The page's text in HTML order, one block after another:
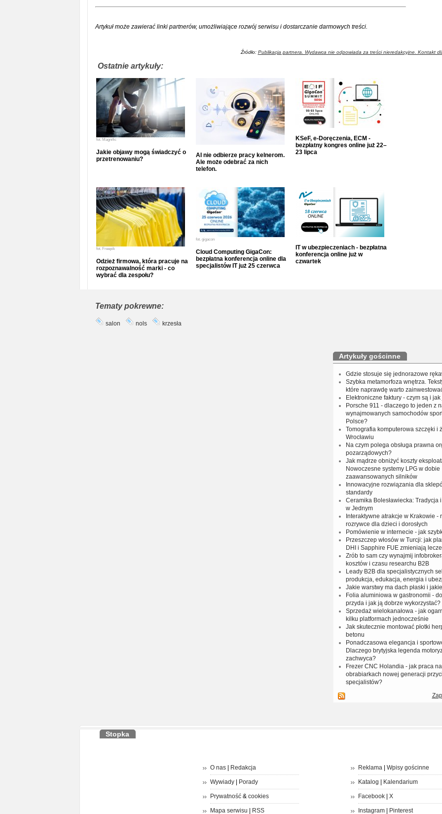
Artykuł może zawierać linki partnerów, umożliwiające rozwój serwisu i dostarczanie darmowych treści.
Źródło: Publikacja partnera. Wydawca nie odpowiada za treści nieredakcyjne. Kontakt
Ostatnie artykuły:
fot. Magnific
Jakie objawy mogą świadczyć o
przetrenowaniu?
AI nie odbierze pracy kelnerom.
Ale może odebrać za nich
telefon.
KSeF, e-Doręczenia, ECM -
bezpłatny kongres online już 22–
23 lipca
fot. Freepik
Odzież firmowa, która pracuje na
rozpoznawalność marki - co
wybrać dla zespołu?
fot. gigacon
Cloud Computing GigaCon:
bezpłatna konferencja online dla
specjalistów IT już 25 czerwca
IT w ubezpieczeniach - bezpłatna
konferencja online już w
czwartek
Tematy pokrewne:
salon nols krzesła
Artykuły gościnne
Gdzie stosuje się jednorazowe
Szybka metamorfoza wnętrza.
które naprawdę warto
Elektroniczne faktury - czym są i
Porsche 911 - dlaczego to jeden z
wynajmowanych samochodów
Polsce?
Tomografia komputerowa szczęki i
Wrocławiu
Na czym polega obsługa prawna
pozarządowych?
Jak mądrze obniżyć koszty
Nowoczesne systemy LPG w dobie
zaawansowanych silników
Innowacyjne rozwiązania dla
standardy
Ceramika Bolesławiecka: Tradycja
w Jednym
Interaktywne atrakcje w Krakowie -
rozrywce dla dzieci i dorosłych
Pomówienie w internecie - jak
Przeszczep włosów w Turcji: jak
DHI i Sapphire FUE zmieniają
Zrób to sam czy wynajmij
kosztów i czasu researchu B2B
Leady B2B dla specjalistycznych
produkcja, edukacja, energia i
Jakie warstwy ma dach płaski i
Folia aluminiowa w gastronomii -
przyda i jak ją dobrze wykorzystać?
Sprzedaż wielokanałowa - jak
kilku platformach jednocześnie
Jak skutecznie montować płotki
betonu
Ponadczasowa elegancja i
Dlaczego brytyjska legenda
zachwyca?
Frezer CNC Holandia - jak praca
obrabiarkach nowej generacji
specjalistów?
Stopka
O nas| Redakcja
Wywiady| Porady
Prywatność& cookies
Mapa serwisu | RSS
Reklama| Wpisy gościnne
Katalog | Kalendarium
Facebook| X
Instagram| Pinterest